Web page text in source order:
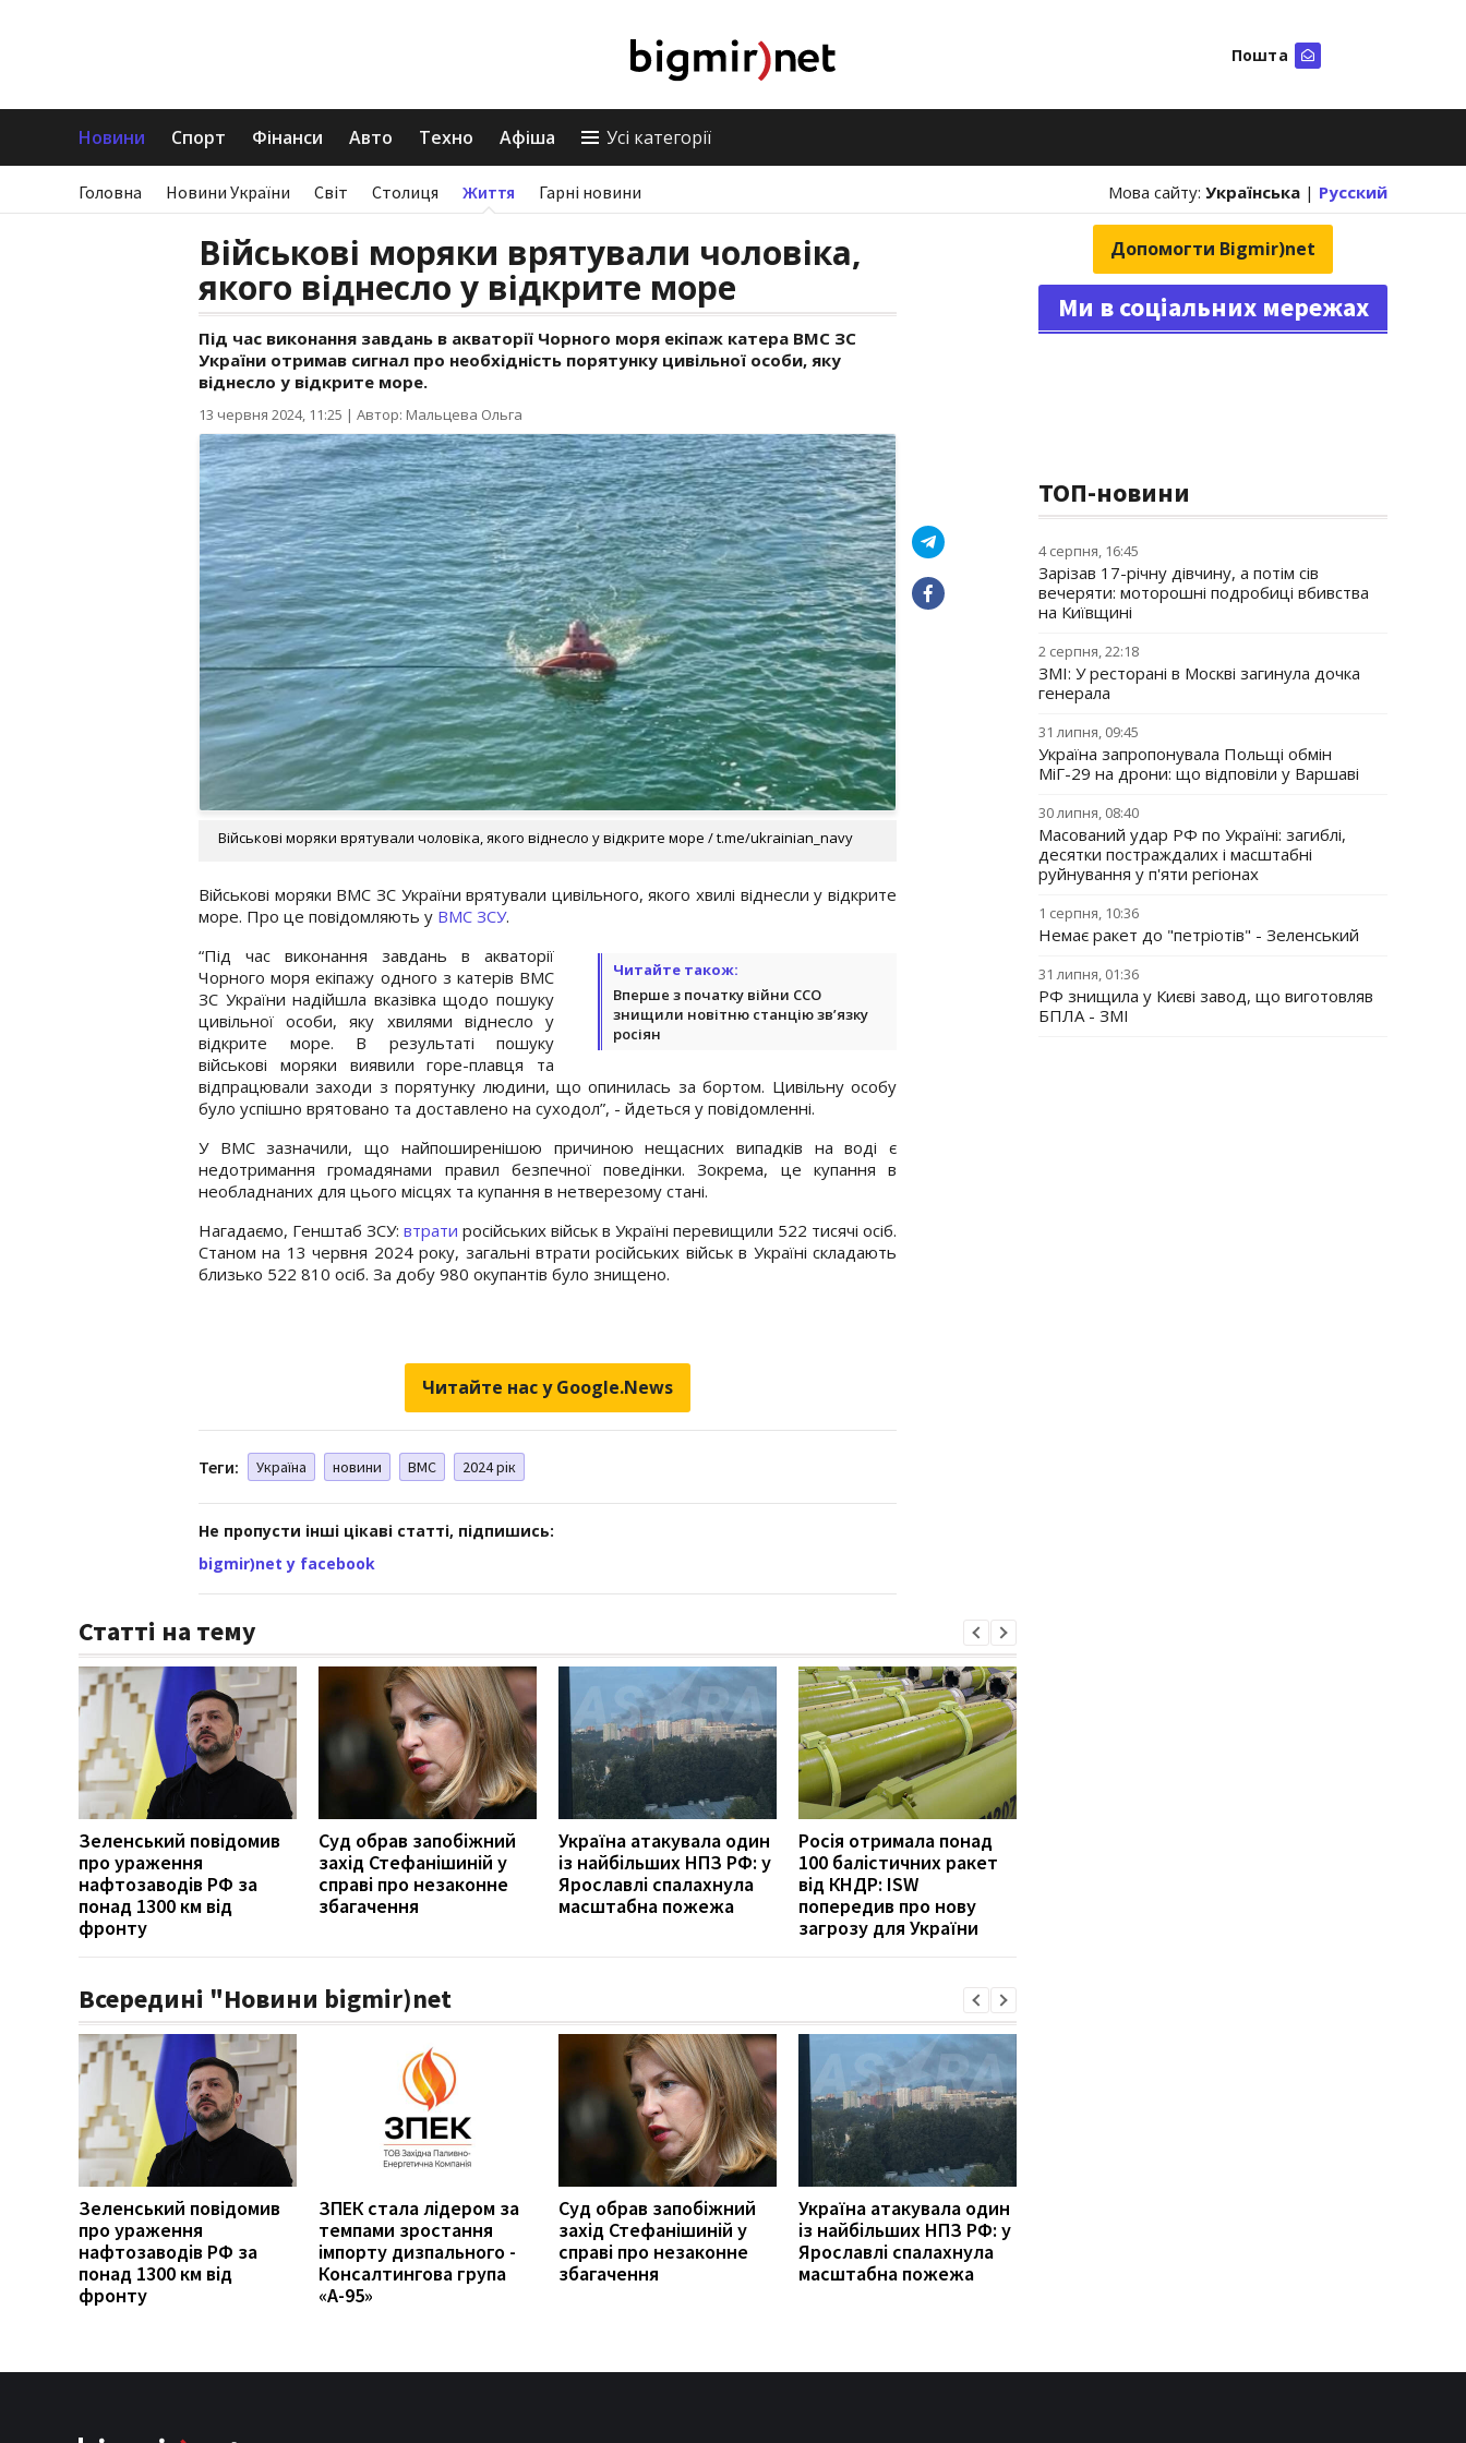
Пошта
Новини Спорт Фінанси Авто Техно Афіша Усі категорії
Головна Новини України Світ Столиця Життя Гарні новини Мова сайту: Українська | Русский
Військові моряки врятували чоловіка,
якого віднесло у відкрите море
Під час виконання завдань в акваторії Чорного моря екіпаж катера ВМС ЗС
України отримав сигнал про необхідність порятунку цивільної особи, яку
віднесло у відкрите море.
13 червня 2024, 11:25 | Автор: Мальцева Ольга
Військові моряки врятували чоловіка, якого віднесло у відкрите море / t.me/ukrainian_navy
Військові моряки ВМС ЗС України врятували цивільного, якого хвилі віднесли у відкрите
море. Про це повідомляють у ВМС ЗСУ.
Читайте також:
Вперше з початку війни ССО
знищили новітню станцію зв’язку
росіян
“Під час виконання завдань в акваторії
Чорного моря екіпажу одного з катерів ВМС
ЗС України надійшла вказівка щодо пошуку
цивільної особи, яку хвилями віднесло у
відкрите море. В результаті пошуку
військові моряки виявили горе-плавця та
відпрацювали заходи з порятунку людини, що опинилась за бортом. Цивільну особу
було успішно врятовано та доставлено на суходол”, - йдеться у повідомленні.
У ВМС зазначили, що найпоширенішою причиною нещасних випадків на воді є
недотримання громадянами правил безпечної поведінки. Зокрема, це купання в
необладнаних для цього місцях та купання в нетверезому стані.
Нагадаємо, Генштаб ЗСУ: втрати російських військ в Україні перевищили 522 тисячі осіб.
Станом на 13 червня 2024 року, загальні втрати російських військ в Україні складають
близько 522 810 осіб. За добу 980 окупантів було знищено.
Читайте нас у Google.News
Теги: Україна новини ВМС 2024 рік
Не пропусти інші цікаві статті, підпишись:
bigmir)net у facebook
Статті на тему
Зеленський повідомив
про ураження
нафтозаводів РФ за
понад 1300 км від
фронту
Суд обрав запобіжний
захід Стефанішиній у
справі про незаконне
збагачення
Україна атакувала один
із найбільших НПЗ РФ: у
Ярославлі спалахнула
масштабна пожежа
Росія отримала понад
100 балістичних ракет
від КНДР: ISW
попередив про нову
загрозу для України
Всередині "Новини bigmir)net
Зеленський повідомив
про ураження
нафтозаводів РФ за
понад 1300 км від
фронту
ЗПЕК стала лідером за
темпами зростання
імпорту дизпального -
Консалтингова група
«А-95»
Суд обрав запобіжний
захід Стефанішиній у
справі про незаконне
збагачення
Україна атакувала один
із найбільших НПЗ РФ: у
Ярославлі спалахнула
масштабна пожежа
Допомогти Bigmir)net
Ми в соціальних мережах
ТОП-новини
4 серпня, 16:45
Зарізав 17-річну дівчину, а потім сів
вечеряти: моторошні подробиці вбивства
на Київщині
2 серпня, 22:18
ЗМІ: У ресторані в Москві загинула дочка
генерала
31 липня, 09:45
Україна запропонувала Польщі обмін
МіГ-29 на дрони: що відповіли у Варшаві
30 липня, 08:40
Масований удар РФ по Україні: загиблі,
десятки постраждалих і масштабні
руйнування у п'яти регіонах
1 серпня, 10:36
Немає ракет до "петріотів" - Зеленський
31 липня, 01:36
РФ знищила у Києві завод, що виготовляв
БПЛА - ЗМІ